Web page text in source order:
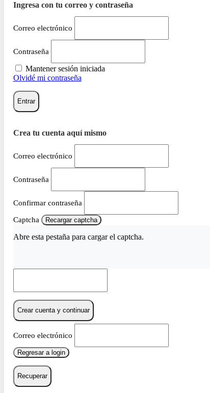
Ingresa con tu correo y contraseña
Correo electrónico
Contraseña
Mantener sesión iniciada
Olvidé mi contraseña
Entrar
Crea tu cuenta aquí mismo
Correo electrónico
Contraseña
Confirmar contraseña
Captcha Recargar captcha
Abre esta pestaña para cargar el captcha.
Crear cuenta y continuar
Correo electrónico
Regresar a login
Recuperar